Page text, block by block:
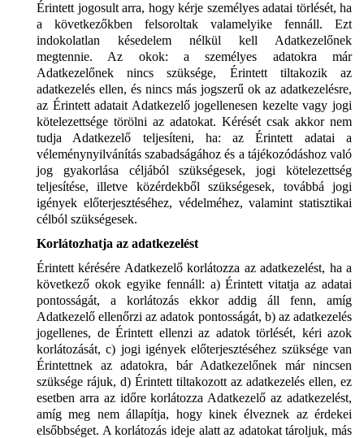
Érintett jogosult arra, hogy kérje személyes adatai törlését, ha
a következőkben felsoroltak valamelyike fennáll. Ezt
indokolatlan késedelem nélkül kell Adatkezelőnek
megtennie. Az okok: a személyes adatokra már
Adatkezelőnek nincs szüksége, Érintett tiltakozik az
adatkezelés ellen, és nincs más jogszerű ok az adatkezelésre,
az Érintett adatait Adatkezelő jogellenesen kezelte vagy jogi
kötelezettsége törölni az adatokat. Kérését csak akkor nem
tudja Adatkezelő teljesíteni, ha: az Érintett adatai a
véleménynyilvánítás szabadságához és a tájékozódáshoz való
jog gyakorlása céljából szükségesek, jogi kötelezettség
teljesítése, illetve közérdekből szükségesek, továbbá jogi
igények előterjesztéséhez, védelméhez, valamint statisztikai
célból szükségesek.
Korlátozhatja az adatkezelést
Érintett kérésére Adatkezelő korlátozza az adatkezelést, ha a
következő okok egyike fennáll: a) Érintett vitatja az adatai
pontosságát, a korlátozás ekkor addig áll fenn, amíg
Adatkezelő ellenőrzi az adatok pontosságát, b) az adatkezelés
jogellenes, de Érintett ellenzi az adatok törlését, kéri azok
korlátozását, c) jogi igények előterjesztéséhez szüksége van
Érintettnek az adatokra, bár Adatkezelőnek már nincsen
szüksége rájuk, d) Érintett tiltakozott az adatkezelés ellen, ez
esetben arra az időre korlátozza Adatkezelő az adatkezelést,
amíg meg nem állapítja, hogy kinek élveznek az érdekei
elsőbbséget. A korlátozás ideje alatt az adatokat tároljuk, más